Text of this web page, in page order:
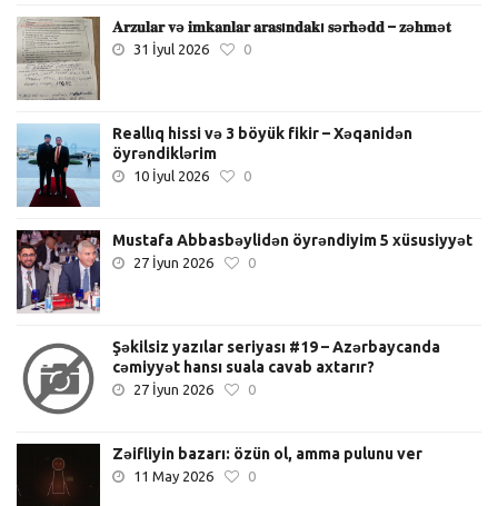
𝐀𝐫𝐳𝐮𝐥𝐚𝐫 𝐯ə 𝐢𝐦𝐤𝐚𝐧𝐥𝐚𝐫 𝐚𝐫𝐚𝐬ı𝐧𝐝𝐚𝐤ı 𝐬ə𝐫𝐡ə𝐝𝐝 – 𝐳ə𝐡𝐦ə𝐭
31 İyul 2026 0
Reallıq hissi və 3 böyük fikir – Xəqanidən
öyrəndiklərim
10 İyul 2026 0
Mustafa Abbasbəylidən öyrəndiyim 5 xüsusiyyət
27 İyun 2026 0
Şəkilsiz yazılar seriyası #19 – Azərbaycanda
cəmiyyət hansı suala cavab axtarır?
27 İyun 2026 0
Zəifliyin bazarı: özün ol, amma pulunu ver
11 May 2026 0